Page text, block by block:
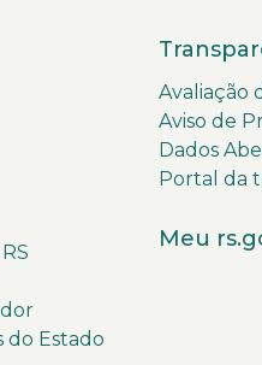
do Estado
Avaliação
Aviso de
Dados
Portal da
Meu